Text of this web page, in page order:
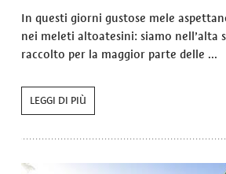
In questi giorni gustose mele
nei meleti altoatesini: siamo nell’alta
raccolto per la maggior parte delle ...
LEGGI DI PIÙ